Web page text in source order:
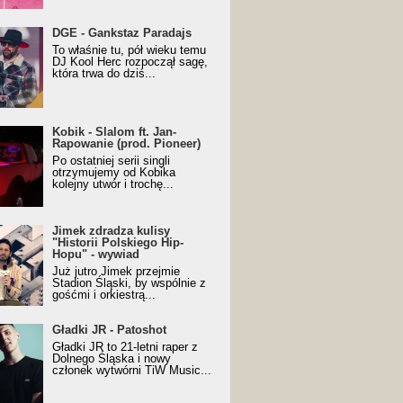
z nagrodą za
Trueschoolowy
Roku (Popkillery 2023)
DGE - Gankstaz Paradajs
To właśnie tu, pół wieku temu
DJ Kool Herc rozpoczął sagę,
która trwa do dziś...
- Slalom ft. Jan-
(prod. Pioneer)
Music Visualiser]
Kobik - Slalom ft. Jan-
Rapowanie (prod. Pioneer)
Po ostatniej serii singli
otrzymujemy od Kobika
kolejny utwór i trochę...
zdradza kulisy "Historii
Hip-Hopu" - wywiad
Jimek zdradza kulisy
"Historii Polskiego Hip-
Hopu" - wywiad
Już jutro Jimek przejmie
Stadion Śląski, by wspólnie z
gośćmi i orkiestrą...
JR - Patoshot
Gładki JR - Patoshot
Gładki JR to 21-letni raper z
Dolnego Śląska i nowy
członek wytwórni TiW Music...